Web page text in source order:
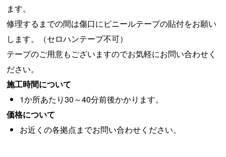
ます。
修理するまでの間は傷口にビニールテープの貼付をお願い
します。（セロハンテープ不可）
テープのご用意もございますのでお気軽にお問い合わせく
ださい。
施工時間について
1か所あたり30～40分前後かかります。
価格について
お近くの各拠点までお問い合わせください。